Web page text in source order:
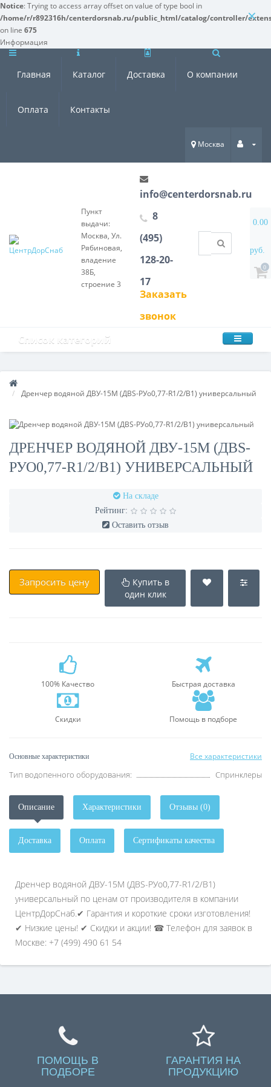
Notice: Trying to access array offset on value of type bool in
/home/r/r892316h/centerdorsnab.ru/public_html/catalog/controller/
on line 675
Информация
×
Главная Каталог Доставка О компании
Оплата Контакты
Москва
Пункт
выдачи:
Москва, Ул.
Рябиновая,
владение
38Б,
строение 3
info@centerdorsnab.ru
8
(495)
128-20-
17
Заказать
звонок
0.00
руб.
0
Список категорий
Дренчер водяной ДВУ-15М (ДВS-РУо0,77-R1/2/В1) универсальный
ДРЕНЧЕР ВОДЯНОЙ ДВУ-15М (ДВS-
РУО0,77-R1/2/В1) УНИВЕРСАЛЬНЫЙ
На складе
Рейтинг:
Оставить отзыв
Запросить цену
Купить в
один клик
100% Качество Быстрая доставка
Скидки Помощь в подборе
Основные характеристики Все характеристики
Тип водопенного оборудования: Спринклеры
Описание Характеристики Отзывы (0)
Доставка Оплата Сертификаты качества
Дренчер водяной ДВУ-15М (ДВS-РУо0,77-R1/2/В1)
универсальный по ценам от производителя в компании
ЦентрДорСнаб.✔ Гарантия и короткие сроки изготовления!
✔ Низкие цены! ✔ Скидки и акции! ☎ Телефон для заявок в
Москве: +7 (499) 490 61 54
ПОМОЩЬ В
ПОДБОРЕ
ГАРАНТИЯ НА
ПРОДУКЦИЮ